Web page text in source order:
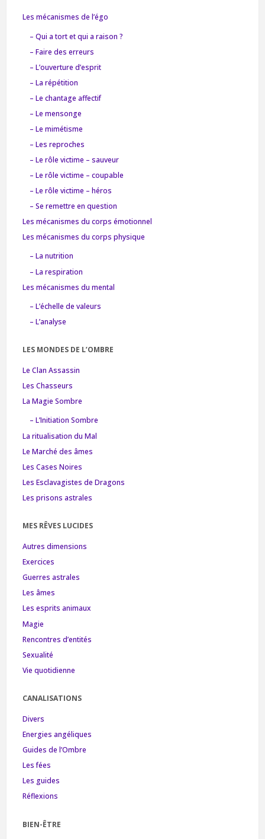
Les mécanismes de l’égo
– Qui a tort et qui a raison ?
– Faire des erreurs
– L’ouverture d’esprit
– La répétition
– Le chantage affectif
– Le mensonge
– Le mimétisme
– Les reproches
– Le rôle victime – sauveur
– Le rôle victime – coupable
– Le rôle victime – héros
– Se remettre en question
Les mécanismes du corps émotionnel
Les mécanismes du corps physique
– La nutrition
– La respiration
Les mécanismes du mental
– L’échelle de valeurs
– L’analyse
LES MONDES DE L’OMBRE
Le Clan Assassin
Les Chasseurs
La Magie Sombre
– L’Initiation Sombre
La ritualisation du Mal
Le Marché des âmes
Les Cases Noires
Les Esclavagistes de Dragons
Les prisons astrales
MES RÊVES LUCIDES
Autres dimensions
Exercices
Guerres astrales
Les âmes
Les esprits animaux
Magie
Rencontres d’entités
Sexualité
Vie quotidienne
CANALISATIONS
Divers
Energies angéliques
Guides de l’Ombre
Les fées
Les guides
Réflexions
BIEN-ÊTRE